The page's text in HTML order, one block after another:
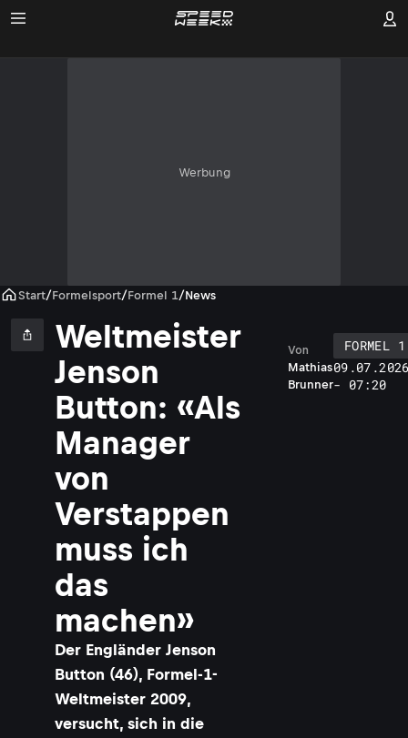
Werbung
Start/Formelsport/Formel 1/News
Weltmeister
Jenson
Button: «Als
Manager
von
Verstappen
muss ich
das
machen»
Der Engländer Jenson
Button (46), Formel-1-
Weltmeister 2009,
versucht, sich in die
Mathias
Brunner
Von
FORMEL 1
- 07:20